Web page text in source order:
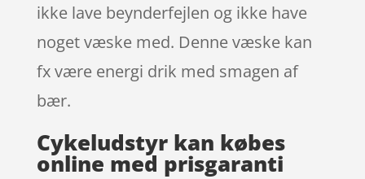
ikke lave beynderfejlen og ikke have
noget væske med. Denne væske kan
fx være energi drik med smagen af
bær.
Cykeludstyr kan købes
online med prisgaranti